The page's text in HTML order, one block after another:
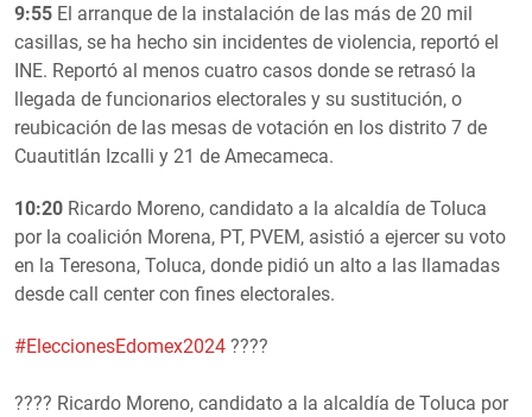
9:55 El arranque de la instalación de las más de 20 mil
casillas, se ha hecho sin incidentes de violencia, reportó el
INE. Reportó al menos cuatro casos donde se retrasó la
llegada de funcionarios electorales y su sustitución, o
reubicación de las mesas de votación en los distrito 7 de
Cuautitlán Izcalli y 21 de Amecameca.
10:20 Ricardo Moreno, candidato a la alcaldía de Toluca
por la coalición Morena, PT, PVEM, asistió a ejercer su voto
en la Teresona, Toluca, donde pidió un alto a las llamadas
desde call center con fines electorales.
#EleccionesEdomex2024 ????️
???? Ricardo Moreno, candidato a la alcaldía de Toluca por